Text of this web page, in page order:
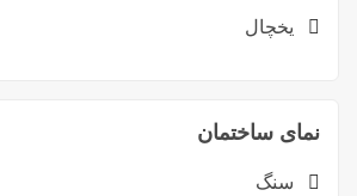
یخچال
نمای ساختمان
سنگ